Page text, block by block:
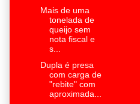
Mais de uma
tonelada de
queijo sem
nota fiscal e
s...
Dupla é presa
com carga de
"rebite" com
aproximada...